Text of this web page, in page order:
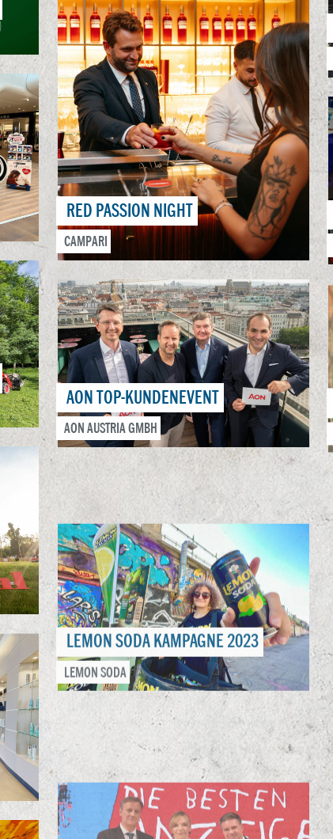
RED PASSION NIGHT
CAMPARI
AON TOP-KUNDENEVENT
AON AUSTRIA GMBH
LEMON SODA KAMPAGNE 2023
LEMON SODA
ADGAR GALA 2023
VÖZ